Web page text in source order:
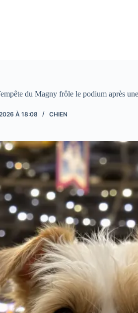
du Magny frôle le podium après
À 18:08 CHIEN